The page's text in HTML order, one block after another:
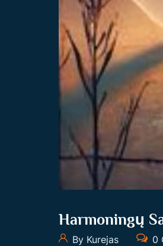
Harmoningų
By Kurejas 0